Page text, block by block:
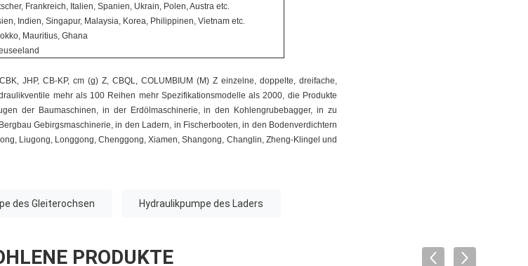
Frankreich, Italien, Spanien, Ukrain, Polen, Austra etc.
Indien, Singapur, Malaysia, Korea, Philippinen, Vietnam etc.
Mauritius, Ghana
JHP, CB-KP, cm (g) Z, CBQL, COLUMBIUM (M) Z einzelne, doppelte, dreifache,
mehr als 100 Reihen mehr Spezifikationsmodelle als 2000, die Produkte
der Baumaschinen, in der Erdölmaschinerie, in den Kohlengrubebagger, in zu
Gebirgsmaschinerie, in den Ladern, in Fischerbooten, in den Bodenverdichtern
Liugong, Longgong, Chenggong, Xiamen, Shangong, Changlin, Zheng-Klingel und
des Gleiterochsen Hydraulikpumpe des Laders
PRODUKTE